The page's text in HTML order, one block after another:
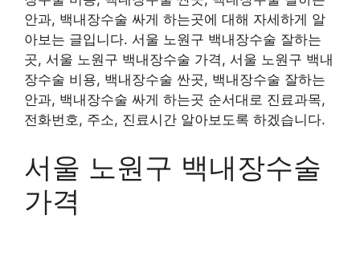
안과, 백내장수술 싸게 하는곳에 대해 자세하게 알
아보는 글입니다. 서울 노원구 백내장수술 잘하는
곳, 서울 노원구 백내장수술 가격, 서울 노원구 백내
장수술 비용, 백내장수술 싼곳, 백내장수술 잘하는
안과, 백내장수술 싸게 하는곳 순서대로 진료과목,
전화번호, 주소, 진료시간 알아보도록 하겠습니다.
서울 노원구 백내장수술
가격